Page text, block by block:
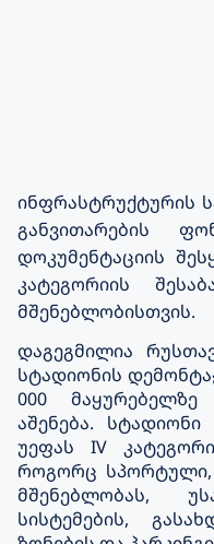
ინფრასტრუქტურის
განვითარების
დოკუმენტაციის
კატეგორიის
მშენებლობისთვის.
დაგეგმილია
სტადიონის
000
აშენება.
უეფას IV
როგორც სპორტული,
მშენებლობას,
სისტემების,